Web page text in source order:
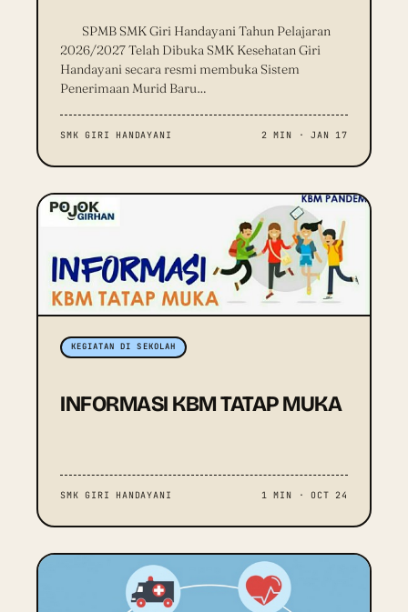
SPMB SMK Giri Handayani Tahun Pelajaran
2026/2027 Telah Dibuka SMK Kesehatan Giri
Handayani secara resmi membuka Sistem
Penerimaan Murid Baru…
SMK GIRI HANDAYANI 2 MIN · JAN 17
KEGIATAN DI SEKOLAH
INFORMASI KBM TATAP MUKA
SMK GIRI HANDAYANI 1 MIN · OCT 24